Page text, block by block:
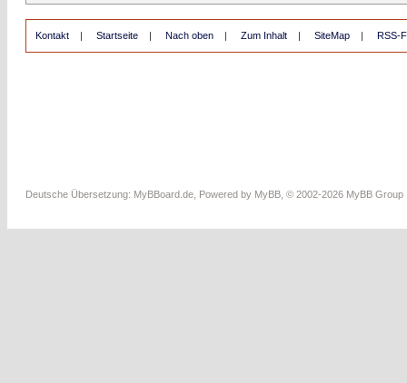
Kontakt | Startseite | Nach oben | Zum Inhalt | SiteMap | RSS-
Deutsche Übersetzung: MyBBoard.de , Powered by MyBB , © 2002-2026 MyBB Group